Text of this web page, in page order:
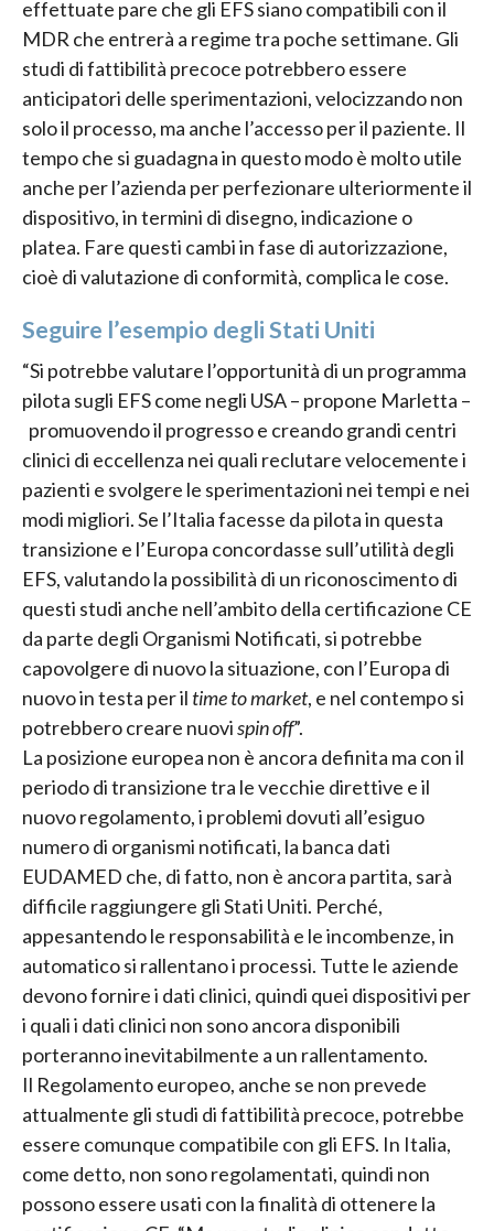
effettuate pare che gli EFS siano compatibili con il
MDR che entrerà a regime tra poche settimane. Gli
studi di fattibilità precoce potrebbero essere
anticipatori delle sperimentazioni, velocizzando non
solo il processo, ma anche l’accesso per il paziente. Il
tempo che si guadagna in questo modo è molto utile
anche per l’azienda per perfezionare ulteriormente il
dispositivo, in termini di disegno, indicazione o
platea. Fare questi cambi in fase di autorizzazione,
cioè di valutazione di conformità, complica le cose.
Seguire l’esempio degli Stati Uniti
“Si potrebbe valutare l’opportunità di un programma
pilota sugli EFS come negli USA – propone Marletta –
promuovendo il progresso e creando grandi centri
clinici di eccellenza nei quali reclutare velocemente i
pazienti e svolgere le sperimentazioni nei tempi e nei
modi migliori. Se l’Italia facesse da pilota in questa
transizione e l’Europa concordasse sull’utilità degli
EFS, valutando la possibilità di un riconoscimento di
questi studi anche nell’ambito della certificazione CE
da parte degli Organismi Notificati, si potrebbe
capovolgere di nuovo la situazione, con l’Europa di
nuovo in testa per il time to market, e nel contempo si
potrebbero creare nuovispin off”.
La posizione europea non è ancora definita ma con il
periodo di transizione tra le vecchie direttive e il
nuovo regolamento, i problemi dovuti all’esiguo
numero di organismi notificati, la banca dati
EUDAMED che, di fatto, non è ancora partita, sarà
difficile raggiungere gli Stati Uniti. Perché,
appesantendo le responsabilità e le incombenze, in
automatico si rallentano i processi. Tutte le aziende
devono fornire i dati clinici, quindi quei dispositivi per
i quali i dati clinici non sono ancora disponibili
porteranno inevitabilmente a un rallentamento.
Il Regolamento europeo, anche se non prevede
attualmente gli studi di fattibilità precoce, potrebbe
essere comunque compatibile con gli EFS. In Italia,
come detto, non sono regolamentati, quindi non
possono essere usati con la finalità di ottenere la